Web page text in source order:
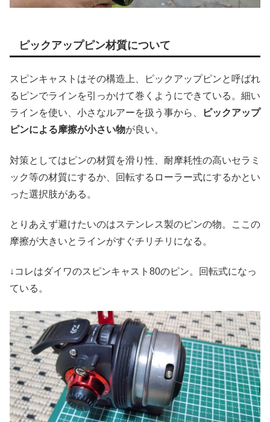
ピックアップピン材質について
スピンキャストはその構造上、ピックアップピンと呼ばれ
るピンでラインを引っかけて巻くようにできている。細い
ラインを使い、小さなルアーを扱う事から、
ピックアップ
ピンによる摩擦が小さい物が良い。
対策としてはピンの材質を滑り性、耐摩耗性の高いセラミ
ック等の材質にするか、回転するローラー式にするかとい
った選択肢がある。
とりあえず避けたいのはステンレス製のピンの物。ここの
摩擦が大きいとラインがすぐチリチリになる。
↓コレはダイワのスピンキャスト80のピン。回転式になっ
ている。